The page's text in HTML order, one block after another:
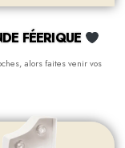
FÉERIQUE
alors faites venir vos